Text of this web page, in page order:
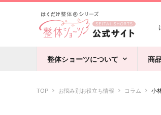
整体ショーツについて 商
TOP お悩み別お役立ち情報 コラム 小